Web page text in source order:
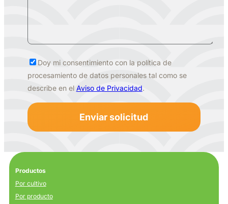
Doy mi consentimiento con la política de
procesamiento de datos personales tal como se
describe en el Aviso de Privacidad.
Productos
Por cultivo
Por producto